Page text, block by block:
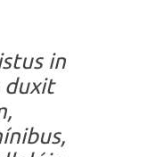
in
duxit